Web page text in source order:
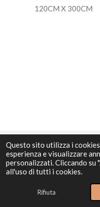
Questo sito utilizza i
esperienza e visualizzare
personalizzati. Cliccando su
all'uso di tutti i cookies.
Rifiuta
120CM X 300CM
Email